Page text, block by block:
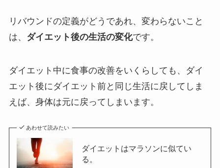
リバウンドの定義がどうであれ、変わらないこと
は、 ダイエット後の生活の変化です。
ダイエット中に食事の改善をいくらしても、ダイ
エット後にダイエット前と同じ生活に戻してしま
えば、身体は元に戻ってしまいます。
あわせて読みたい
ダイエットはマラソンに似てい
る。